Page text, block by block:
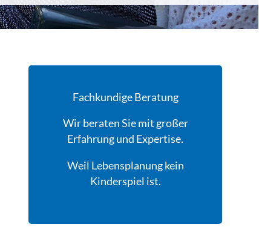
Fachkundige Beratung
Wir beraten Sie mit großer
Erfahrung und Expertise.
Weil Lebensplanung kein
Kinderspiel ist.